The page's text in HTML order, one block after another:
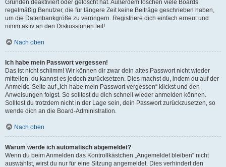
Gründen deaktiviert oder gelöscht hat. Außerdem löschen viele Boards
regelmäßig Benutzer, die für längere Zeit keine Beiträge geschrieben haben,
um die Datenbankgröße zu verringern. Registriere dich einfach erneut und
nimm aktiv an den Diskussionen teil!
Nach oben
Ich habe mein Passwort vergessen!
Das ist nicht schlimm! Wir können dir zwar dein altes Passwort nicht wieder
mitteilen, du kannst es jedoch zurücksetzen. Dies machst du, indem du auf der
Anmelde-Seite auf „Ich habe mein Passwort vergessen“ klickst und den
Anweisungen folgst. So solltest du dich schnell wieder anmelden können.
Solltest du trotzdem nicht in der Lage sein, dein Passwort zurückzusetzen, so
wende dich an die Board-Administration.
Nach oben
Warum werde ich automatisch abgemeldet?
Wenn du beim Anmelden das Kontrollkästchen „Angemeldet bleiben“ nicht
auswählst, wirst du nur für eine Sitzung angemeldet. Dies verhindert den